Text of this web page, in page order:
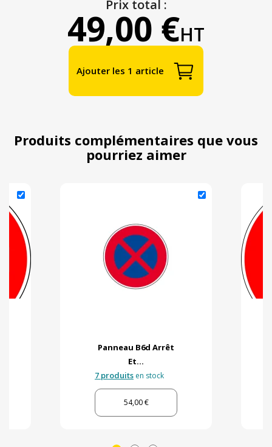
Prix total :
49,00 €HT
Ajouter les 1 article
Produits complémentaires que vous
pourriez aimer
Panneau B6d Arrêt
Et...
7 produits en stock
54,00 €